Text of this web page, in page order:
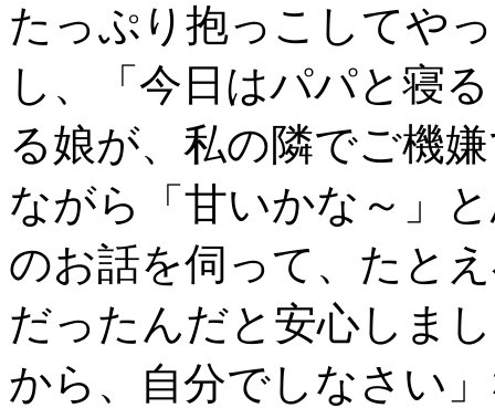
たっぷり抱っこしてや
し、「今日はパパと寝
る娘が、私の隣でご機
ながら「甘いかな～」
のお話を伺って、たと
だったんだと安心しま
から、自分でしなさい